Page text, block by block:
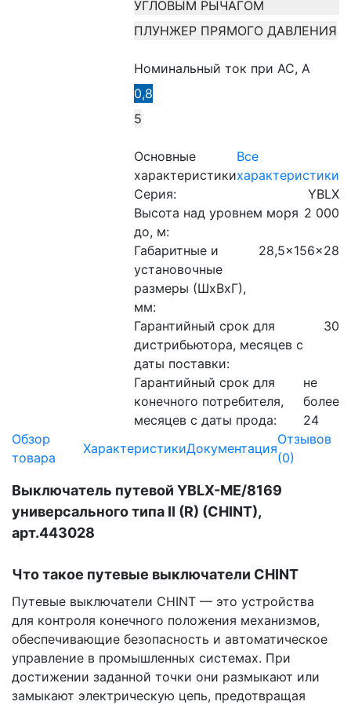
УГЛОВЫМ РЫЧАГОМ
ПЛУНЖЕР ПРЯМОГО ДАВЛЕНИЯ
Номинальный ток при AC, А
0,8
5
Основные
характеристики
Все
характеристики
Серия:
YBLX
Высота над уровнем моря
до, м:
2 000
Габаритные и
установочные
размеры (ШхВхГ),
мм:
28,5x156x28
Гарантийный срок для
дистрибьютора, месяцев с
даты поставки:
30
Гарантийный срок для
конечного потребителя,
месяцев с даты прода:
не
более
24
Обзор
товара
ХарактеристикиДокументация
Отзывов
(0)
Выключатель путевой YBLX-ME/8169
универсального типа II (R) (CHINT),
арт.443028
Что такое путевые выключатели CHINT
Путевые выключатели CHINT — это устройства
для контроля конечного положения механизмов,
обеспечивающие безопасность и автоматическое
управление в промышленных системах. При
достижении заданной точки они размыкают или
замыкают электрическую цепь, предотвращая